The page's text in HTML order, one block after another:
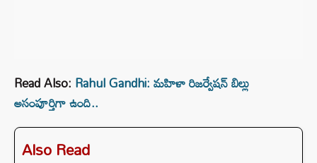
Read Also: Rahul Gandhi: మహిళా రిజర్వేషన్‌ బిల్లు
అసంపూర్తిగా ఉంది..
Also Read